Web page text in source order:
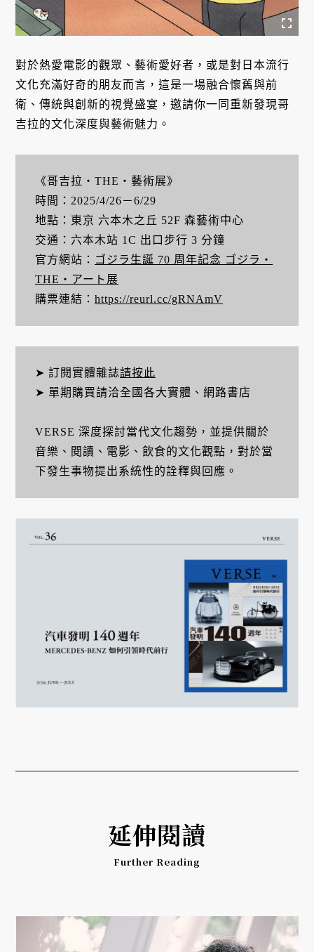
對於熱愛電影的觀眾、藝術愛好者，或是對日本流行
文化充滿好奇的朋友而言，這是一場融合懷舊與前
衛、傳統與創新的視覺盛宴，邀請你一同重新發現哥
吉拉的文化深度與藝術魅力。
《哥吉拉・THE・藝術展》
時間：2025/4/26－6/29
地點：東京 六本木之丘 52F 森藝術中心
交通：六本木站 1C 出口步行 3 分鐘
官方網站： ゴジラ生誕 70 周年記念 ゴジラ・
THE・アート展
購票連結： https://reurl.cc/gRNAmV
➤ 訂閱實體雜誌請按此
➤ 單期購買請洽全國各大實體、網路書店
VERSE 深度探討當代文化趨勢，並提供關於
音樂、閱讀、電影、飲食的文化觀點，對於當
下發生事物提出系統性的詮釋與回應。
延伸閱讀
Further Reading